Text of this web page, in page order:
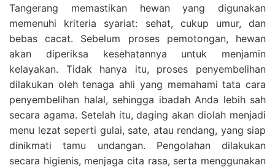
Tangerang memastikan hewan yang digunakan
memenuhi kriteria syariat: sehat, cukup umur, dan
bebas cacat. Sebelum proses pemotongan, hewan
akan diperiksa kesehatannya untuk menjamin
kelayakan. Tidak hanya itu, proses penyembelihan
dilakukan oleh tenaga ahli yang memahami tata cara
penyembelihan halal, sehingga ibadah Anda lebih sah
secara agama. Setelah itu, daging akan diolah menjadi
menu lezat seperti gulai, sate, atau rendang, yang siap
dinikmati tamu undangan. Pengolahan dilakukan
secara higienis, menjaga cita rasa, serta menggunakan